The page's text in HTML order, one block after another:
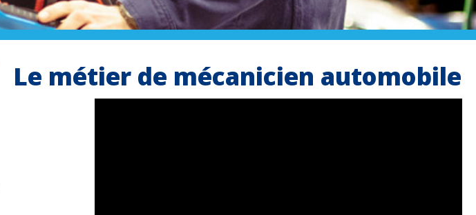
Le métier de mécanicien automobile